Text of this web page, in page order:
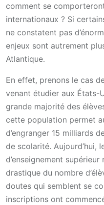
comment se
internationaux ? Si
ne constatent pas
enjeux sont autrement
Atlantique.
En effet, prenons le cas
venant étudier aux États-
grande majorité des
cette population permet
d’engranger 15 milliards
de scolarité. Aujourd’hui,
d’enseignement
drastique du nombre
doutes qui semblent se
inscriptions ont